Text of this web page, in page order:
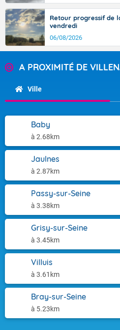
Retour progressif de
vendredi
06/08/2026
A PROXIMITÉ DE
Ville
Baby
à 2.68km
Jaulnes
à 2.87km
Passy-sur-Seine
à 3.38km
Grisy-sur-Seine
à 3.45km
Villuis
à 3.61km
Bray-sur-Seine
à 5.23km